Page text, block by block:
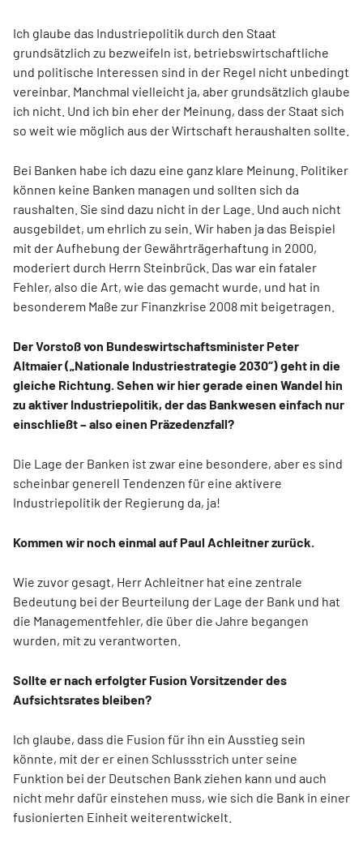
Ich glaube das Industriepolitik durch den Staat
grundsätzlich zu bezweifeln ist, betriebswirtschaftliche
und politische Interessen sind in der Regel nicht unbedingt
vereinbar. Manchmal vielleicht ja, aber grundsätzlich glaube
ich nicht. Und ich bin eher der Meinung, dass der Staat sich
so weit wie möglich aus der Wirtschaft heraushalten sollte.
Bei Banken habe ich dazu eine ganz klare Meinung. Politiker
können keine Banken managen und sollten sich da
raushalten. Sie sind dazu nicht in der Lage. Und auch nicht
ausgebildet, um ehrlich zu sein. Wir haben ja das Beispiel
mit der Aufhebung der Gewährträgerhaftung in 2000,
moderiert durch Herrn Steinbrück. Das war ein fataler
Fehler, also die Art, wie das gemacht wurde, und hat in
besonderem Maße zur Finanzkrise 2008 mit beigetragen.
Der Vorstoß von Bundeswirtschaftsminister Peter
Altmaier („Nationale Industriestrategie 2030“) geht in die
gleiche Richtung. Sehen wir hier gerade einen Wandel hin
zu aktiver Industriepolitik, der das Bankwesen einfach nur
einschließt – also einen Präzedenzfall?
Die Lage der Banken ist zwar eine besondere, aber es sind
scheinbar generell Tendenzen für eine aktivere
Industriepolitik der Regierung da, ja!
Kommen wir noch einmal auf Paul Achleitner zurück.
Wie zuvor gesagt, Herr Achleitner hat eine zentrale
Bedeutung bei der Beurteilung der Lage der Bank und hat
die Managementfehler, die über die Jahre begangen
wurden, mit zu verantworten.
Sollte er nach erfolgter Fusion Vorsitzender des
Aufsichtsrates bleiben?
Ich glaube, dass die Fusion für ihn ein Ausstieg sein
könnte, mit der er einen Schlussstrich unter seine
Funktion bei der Deutschen Bank ziehen kann und auch
nicht mehr dafür einstehen muss, wie sich die Bank in einer
fusionierten Einheit weiterentwickelt.